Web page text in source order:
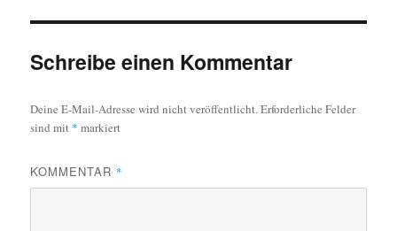
Schreibe einen Kommentar
Deine E-Mail-Adresse wird nicht veröffentlicht.Erforderliche Felder
sind mit * markiert
KOMMENTAR *